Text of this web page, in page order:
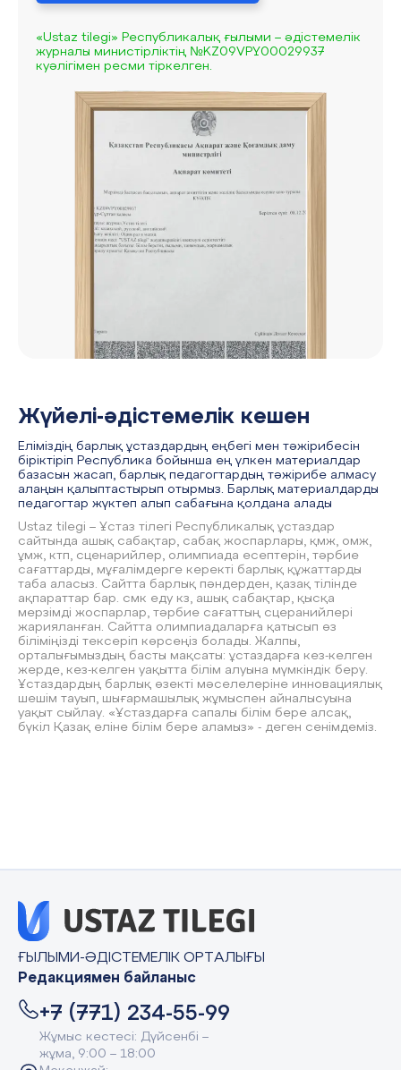
«Ustaz tilegi» Республикалық ғылыми – әдістемелік
журналы министірліктің №KZ09VPY00029937
куәлігімен ресми тіркелген.
Жүйелі-әдістемелік кешен
Еліміздің барлық ұстаздардың еңбегі мен тәжірибесін
біріктіріп Республика бойынша ең үлкен материалдар
базасын жасап, барлық педагогтардың тәжірибе алмасу
алаңын қалыптастырып отырмыз. Барлық материалдарды
педагогтар жүктеп алып сабағына қолдана алады
Ustaz tilegi – Ұстаз тілегі Республикалық ұстаздар
сайтында ашық сабақтар, сабақ жоспарлары, қмж, омж,
ұмж, ктп, сценарийлер, олимпиада есептерін, тәрбие
сағаттарды, мұғалімдерге керекті барлық құжаттарды
таба аласыз. Сайтта барлық пәндерден, қазақ тілінде
ақпараттар бар. смк еду кз, ашық сабақтар, қысқа
мерзімді жоспарлар, тәрбие сағаттың сцеранийлері
жарияланған. Сайтта олимпиадаларға қатысып өз
біліміңізді тексеріп көрсеңіз болады. Жалпы,
орталығымыздың басты мақсаты: ұстаздарға кез-келген
жерде, кез-келген уақытта білім алуына мүмкіндік беру.
Ұстаздардың барлық өзекті мәселелеріне инновациялық
шешім тауып, шығармашылық жұмыспен айналысуына
уақыт сыйлау. «Ұстаздарға сапалы білім бере алсақ,
бүкіл Қазақ еліне білім бере аламыз» - деген сенімдеміз.
ҒЫЛЫМИ-ӘДІСТЕМЕЛІК ОРТАЛЫҒЫ
Редакциямен байланыс
+7 (771) 234-55-99
Жұмыс кестесі: Дүйсенбі –
жұма, 9:00 – 18:00